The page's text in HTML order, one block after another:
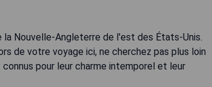
Nouvelle-Angleterre de l'est des États-Unis.
de votre voyage ici, ne cherchez pas plus loin
pour leur charme intemporel et leur